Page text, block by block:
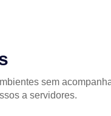
sem
a servidores.